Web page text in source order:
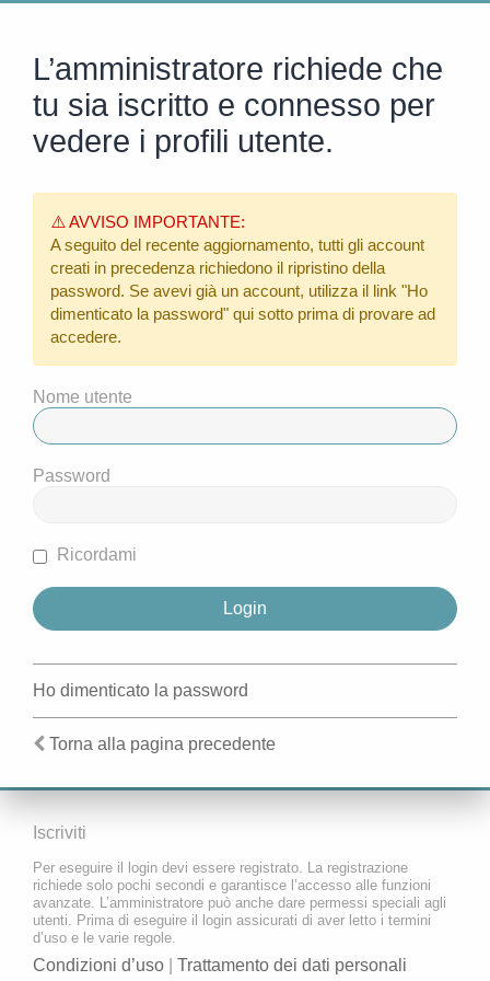
L’amministratore richiede che
tu sia iscritto e connesso per
vedere i profili utente.
⚠️ AVVISO IMPORTANTE:
A seguito del recente aggiornamento, tutti gli account
creati in precedenza richiedono il ripristino della
password. Se avevi già un account, utilizza il link "Ho
dimenticato la password" qui sotto prima di provare ad
accedere.
Nome utente
Password
Ricordami
Ho dimenticato la password
Torna alla pagina precedente
Iscriviti
Per eseguire il login devi essere registrato. La registrazione
richiede solo pochi secondi e garantisce l’accesso alle funzioni
avanzate. L’amministratore può anche dare permessi speciali agli
utenti. Prima di eseguire il login assicurati di aver letto i termini
d’uso e le varie regole.
Condizioni d’uso Trattamento dei dati personali